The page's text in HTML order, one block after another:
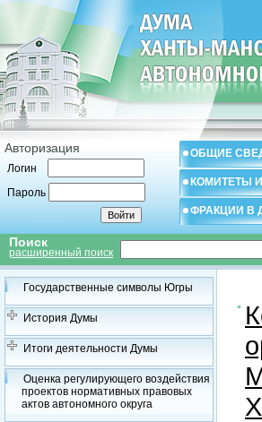
Авторизация
Логин
Пароль
ОБЩИЕ
КОМИТЕТЫ
ФРАКЦИИ В
Поиск
расширенный поиск
Государственные символы Югры
История Думы
Итоги деятельности Думы
Оценка регулирующего воздействия
проектов нормативных правовых
актов автономного округа